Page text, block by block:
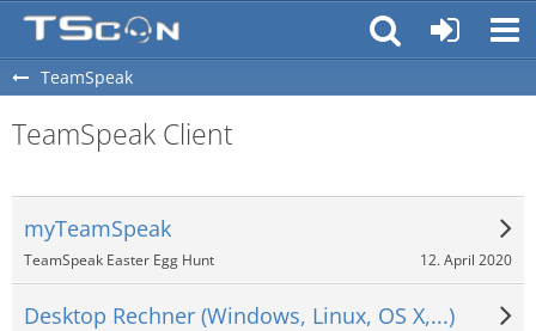
TeamSpeak
TeamSpeak Client
myTeamSpeak
TeamSpeak Easter Egg Hunt 12. April 2020
Desktop Rechner (Windows, Linux, OS X,...)